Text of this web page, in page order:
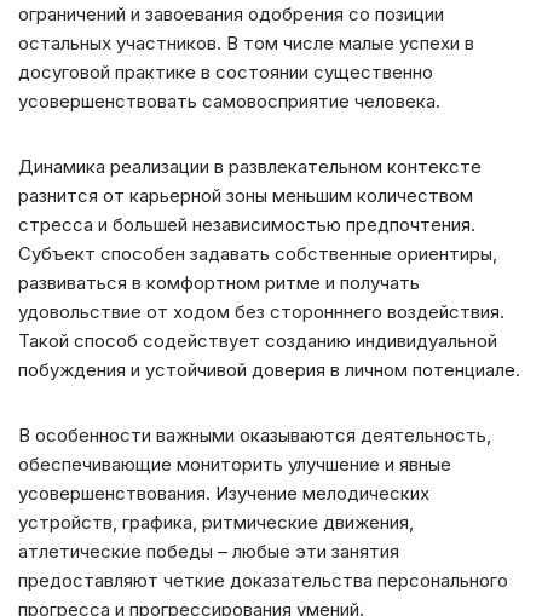
ограничений и завоевания одобрения со позиции
остальных участников. В том числе малые успехи в
досуговой практике в состоянии существенно
усовершенствовать самовосприятие человека.
Динамика реализации в развлекательном контексте
разнится от карьерной зоны меньшим количеством
стресса и большей независимостью предпочтения.
Субъект способен задавать собственные ориентиры,
развиваться в комфортном ритме и получать
удовольствие от ходом без сторонннего воздействия.
Такой способ содействует созданию индивидуальной
побуждения и устойчивой доверия в личном потенциале.
В особенности важными оказываются деятельность,
обеспечивающие мониторить улучшение и явные
усовершенствования. Изучение мелодических
устройств, графика, ритмические движения,
атлетические победы – любые эти занятия
предоставляют четкие доказательства персонального
прогресса и прогрессирования умений.